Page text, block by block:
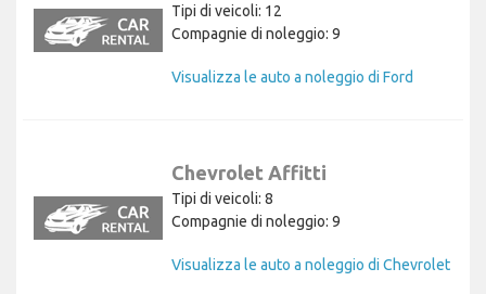
Tipi di veicoli: 12
Compagnie di noleggio: 9
Visualizza le auto a noleggio di Ford
Chevrolet Affitti
Tipi di veicoli: 8
Compagnie di noleggio: 9
Visualizza le auto a noleggio di Chevrolet